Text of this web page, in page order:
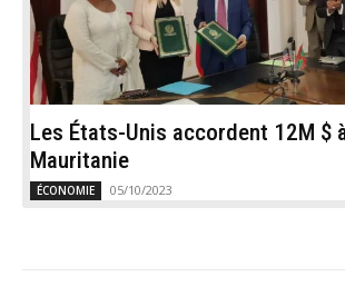
Les États-Unis accordent 12M $
Mauritanie
ÉCONOMIE 05/10/2023